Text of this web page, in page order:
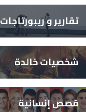
تقارير و ريبورتاجات
شخصيات خالدة
قصص إنسانية